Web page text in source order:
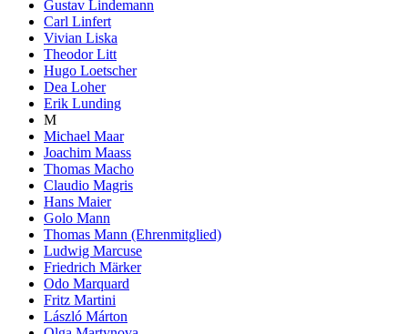
Gustav Lindemann
Carl Linfert
Vivian Liska
Theodor Litt
Hugo Loetscher
Dea Loher
Erik Lunding
M
Michael Maar
Joachim Maass
Thomas Macho
Claudio Magris
Hans Maier
Golo Mann
Thomas Mann (Ehrenmitglied)
Ludwig Marcuse
Friedrich Märker
Odo Marquard
Fritz Martini
László Márton